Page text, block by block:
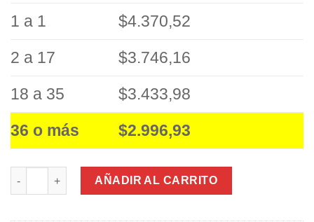
1 a 1
$4.370,52
2 a 17 $3.746,16
18 a 35 $3.433,98
36 o más $2.996,93
Salvavidas Estampado 61Cm Dino y Pingüino cantidad
AÑADIR AL CARRITO